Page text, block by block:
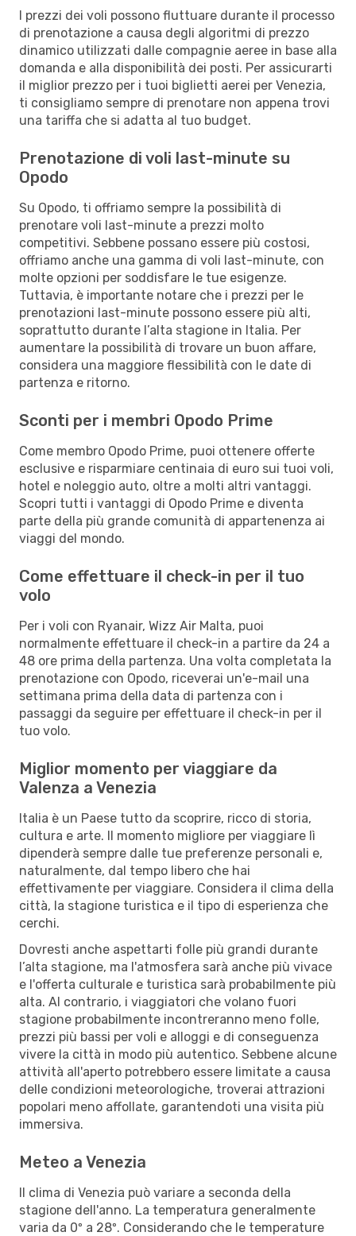
I prezzi dei voli possono fluttuare durante il processo
di prenotazione a causa degli algoritmi di prezzo
dinamico utilizzati dalle compagnie aeree in base alla
domanda e alla disponibilità dei posti. Per assicurarti
il miglior prezzo per i tuoi biglietti aerei per Venezia,
ti consigliamo sempre di prenotare non appena trovi
una tariffa che si adatta al tuo budget.
Prenotazione di voli last-minute su
Opodo
Su Opodo, ti offriamo sempre la possibilità di
prenotare voli last-minute a prezzi molto
competitivi. Sebbene possano essere più costosi,
offriamo anche una gamma di voli last-minute, con
molte opzioni per soddisfare le tue esigenze.
Tuttavia, è importante notare che i prezzi per le
prenotazioni last-minute possono essere più alti,
soprattutto durante l’alta stagione in Italia. Per
aumentare la possibilità di trovare un buon affare,
considera una maggiore flessibilità con le date di
partenza e ritorno.
Sconti per i membri Opodo Prime
Come membro Opodo Prime, puoi ottenere offerte
esclusive e risparmiare centinaia di euro sui tuoi voli,
hotel e noleggio auto, oltre a molti altri vantaggi.
Scopri tutti i vantaggi di Opodo Prime e diventa
parte della più grande comunità di appartenenza ai
viaggi del mondo.
Come effettuare il check-in per il tuo
volo
Per i voli con Ryanair, Wizz Air Malta, puoi
normalmente effettuare il check-in a partire da 24 a
48 ore prima della partenza. Una volta completata la
prenotazione con Opodo, riceverai un'e-mail una
settimana prima della data di partenza con i
passaggi da seguire per effettuare il check-in per il
tuo volo.
Miglior momento per viaggiare da
Valenza a Venezia
Italia è un Paese tutto da scoprire, ricco di storia,
cultura e arte. Il momento migliore per viaggiare lì
dipenderà sempre dalle tue preferenze personali e,
naturalmente, dal tempo libero che hai
effettivamente per viaggiare. Considera il clima della
città, la stagione turistica e il tipo di esperienza che
cerchi.
Dovresti anche aspettarti folle più grandi durante
l’alta stagione, ma l'atmosfera sarà anche più vivace
e l'offerta culturale e turistica sarà probabilmente più
alta. Al contrario, i viaggiatori che volano fuori
stagione probabilmente incontreranno meno folle,
prezzi più bassi per voli e alloggi e di conseguenza
vivere la città in modo più autentico. Sebbene alcune
attività all'aperto potrebbero essere limitate a causa
delle condizioni meteorologiche, troverai attrazioni
popolari meno affollate, garantendoti una visita più
immersiva.
Meteo a Venezia
Il clima di Venezia può variare a seconda della
stagione dell'anno. La temperatura generalmente
varia da 0º a 28º. Considerando che le temperature